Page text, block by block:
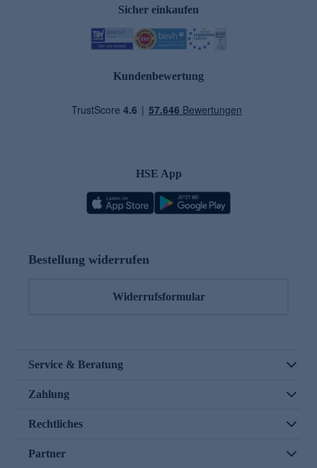
Sicher einkaufen
Kundenbewertung
HSE App
Bestellung widerrufen
Widerrufsformular
Service & Beratung
Zahlung
Rechtliches
Partner